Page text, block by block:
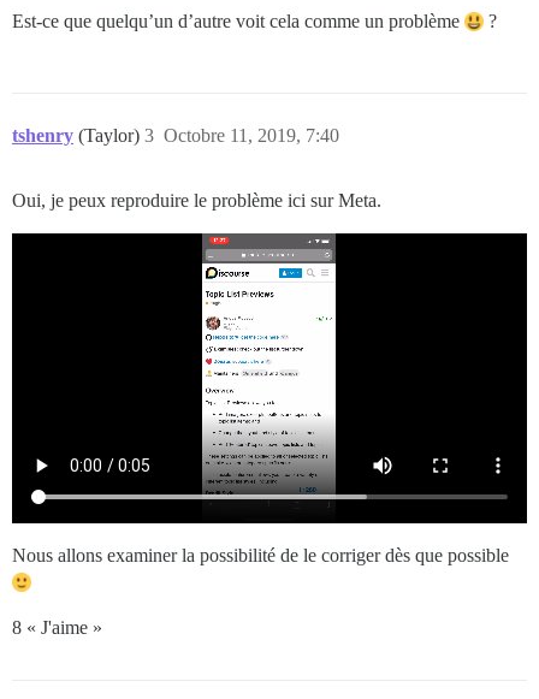
Est-ce que quelqu’un d’autre voit cela comme un problème ?
tshenry (Taylor) Octobre 11, 2019, 7:40
3
Oui, je peux reproduire le problème ici sur Meta.
Nous allons examiner la possibilité de le corriger dès que possible
8 « J'aime »